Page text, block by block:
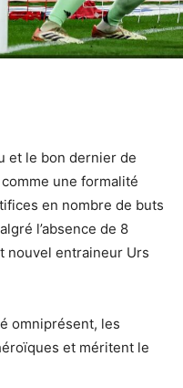
et le bon dernier de
une formalité
en nombre de buts
l’absence de 8
nouvel entraineur Urs
omniprésent, les
et méritent le